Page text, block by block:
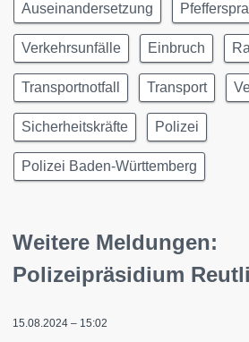
Auseinandersetzung
Verkehrsunfälle Einbruch
Transportnotfall Transport
Sicherheitskräfte Polizei
Polizei Baden-Württemberg
Weitere Meldungen:
Polizeipräsidium
15.08.2024 – 15:02